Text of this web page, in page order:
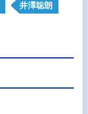
井澤聡朗